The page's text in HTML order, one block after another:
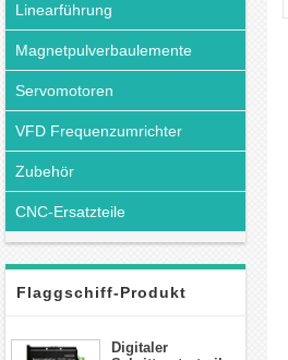
Linearführung
Magnetpulverbaulemente
Servomotoren
VFD Frequenzumrichter
Zubehör
CNC-Ersatzteile
Flaggschiff-Produkt
Digitaler